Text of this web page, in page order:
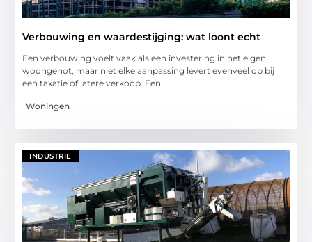
Verbouwing en waardestijging: wat loont echt
Een verbouwing voelt vaak als een investering in het eigen
woongenot, maar niet elke aanpassing levert evenveel op bij
een taxatie of latere verkoop. Een
Woningen
INDUSTRIE